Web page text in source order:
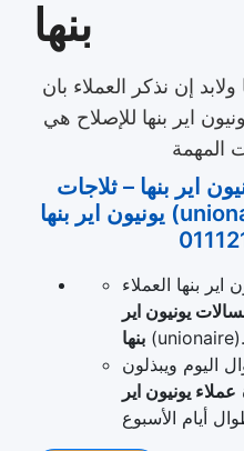
بنها
إن نذكر العملاء بان
اير بنها للإصلاح هي
المهمة
اير بنها – ثلاجات
يونيون اير بنها (unionaire) 01220261030 –
بنها العملاء
يونيون اير
بنها (unionaire).
اليوم ويبذلون
عملاء يونيون اير